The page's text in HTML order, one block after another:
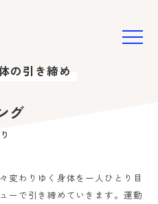
の引き締め
グ
変わりゆく身体を一人ひとり目
ーで引き締めていきます。運動